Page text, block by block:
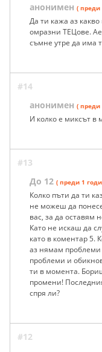
анонимен ( преди
Да ти кажа аз
омразни ТЕЦове.
съмне утре да има
#14
анонимен ( преди
И колко е миксът в
#13
До 12 ( преди 1
Колко пъти да ти
не можеш да
вас, за да оставям
Като не искаш да
като в коментар 5.
аз нямам проблеми
проблеми и
ти в момента.
промени!
спря ли?
#12